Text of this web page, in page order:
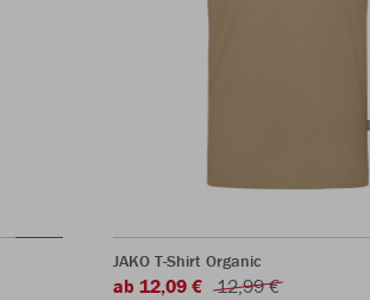
JAKO T-Shirt Organic
ab 12,09 € 12,99 €